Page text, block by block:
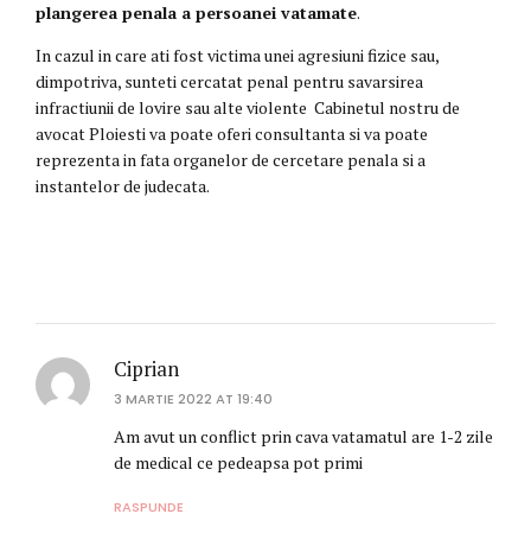
plangerea penala a persoanei vatamate.
In cazul in care ati fost victima unei agresiuni fizice sau,
dimpotriva, sunteti cercatat penal pentru savarsirea
infractiunii de lovire sau alte violente Cabinetul nostru de
avocat Ploiesti va poate oferi consultanta si va poate
reprezenta in fata organelor de cercetare penala si a
instantelor de judecata.
Ciprian
3 MARTIE 2022 AT 19:40
Am avut un conflict prin cava vatamatul are 1-2 zile
de medical ce pedeapsa pot primi
RASPUNDE